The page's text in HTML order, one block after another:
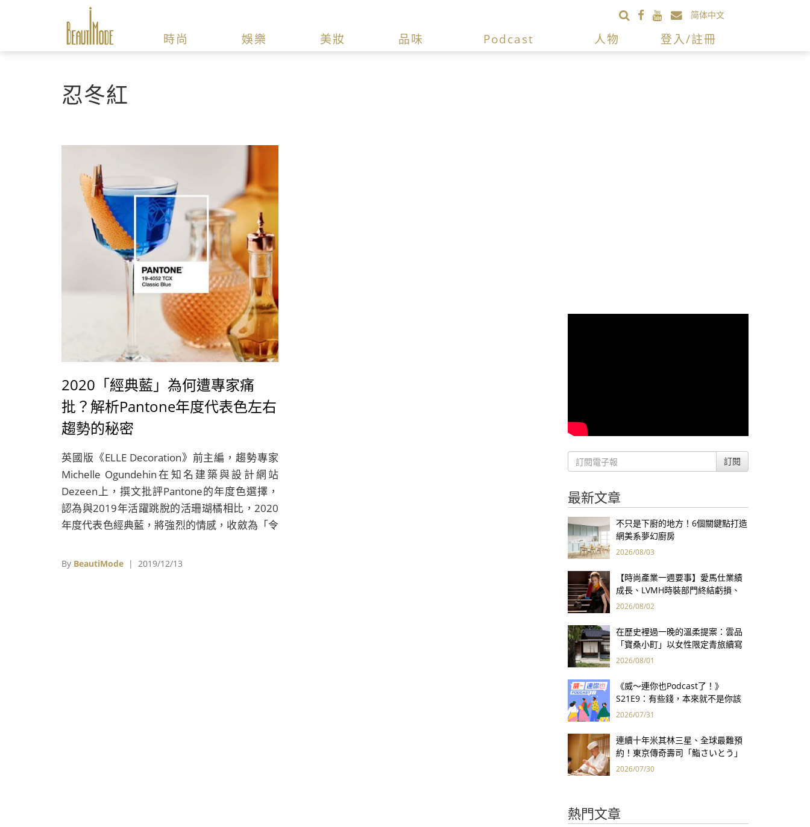
简体中文
時尚 娛樂 美妝 品味 Podcast 人物 登入/註冊
忍冬紅
2020「經典藍」為何遭專家痛
批？解析Pantone年度代表色左右
趨勢的秘密
英國版《ELLE Decoration》前主編，趨勢專家
Michelle Ogundehin在知名建築與設計網站
Dezeen上，撰文批評Pantone的年度色選擇，
認為與2019年活躍跳脫的活珊瑚橘相比，2020
年度代表色經典藍，將強烈的情感，收斂為「令
繫」的色調，這似乎代表Pantone意圖討好所有
By BeautiMode | 2019/12/13
訂閱
最新文章
不只是下廚的地方！6個關鍵點打造
網美系夢幻廚房
2026/08/03
【時尚產業一週要事】愛馬仕業績
成長、LVMH時裝部門終結虧損、
Kering轉型策略初現成效、Prada
2026/08/02
在歷史裡過一晚的溫柔提案：雲品
「寶桑小町」以女性限定青旅續寫
台東老屋記憶
2026/08/01
《威～連你也Podcast了！》
S21E9：有些錢，本來就不是你該
賺的——讀《一個投機者的告白》
2026/07/31
連續十年米其林三星、全球最難預
約！東京傳奇壽司「鮨さいとう」
為何破例首度來台？
2026/07/30
熱門文章